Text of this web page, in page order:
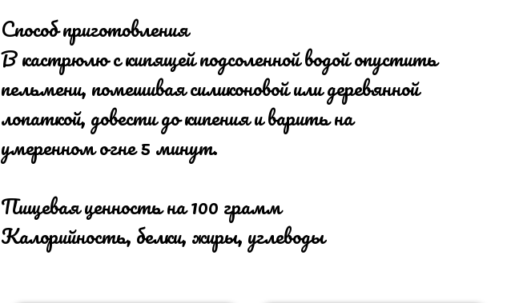
Способ приготовления
В кастрюлю с кипящей подсоленной водой опустить
пельмени, помешивая силиконовой или деревянной
лопаткой, довести до кипения и варить на
умеренном огне 5 минут.
Пищевая ценность на 100 грамм
Калорийность, белки, жиры, углеводы